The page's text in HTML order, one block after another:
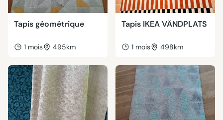
Tapis géométrique
1 mois 495km
Tapis IKEA VÄNDPLATS
1 mois 498km